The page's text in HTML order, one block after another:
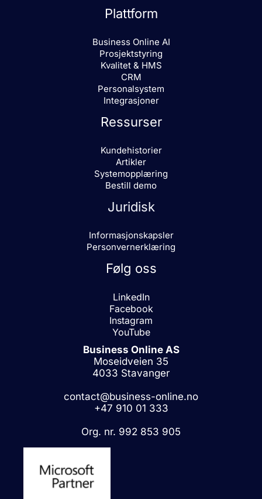
Plattform
Business Online AI
Prosjektstyring
Kvalitet & HMS
CRM
Personalsystem
Integrasjoner
Ressurser
Kundehistorier
Artikler
Systemopplæring
Bestill demo
Juridisk
Informasjonskapsler
Personvernerklæring
Følg oss
LinkedIn
Facebook
Instagram
YouTube
Business Online AS
Moseidveien 35
4033 Stavanger
contact@business-online.no
+47 910 01 333
Org. nr. 992 853 905